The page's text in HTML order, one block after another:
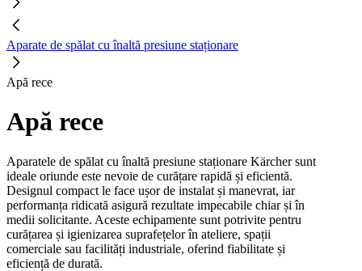
Aparate de spălat cu înaltă presiune staționare
Apă rece
Apă rece
Aparatele de spălat cu înaltă presiune staționare Kärcher sunt
ideale oriunde este nevoie de curățare rapidă și eficientă.
Designul compact le face ușor de instalat și manevrat, iar
performanța ridicată asigură rezultate impecabile chiar și în
medii solicitante. Aceste echipamente sunt potrivite pentru
curățarea și igienizarea suprafețelor în ateliere, spații
comerciale sau facilități industriale, oferind fiabilitate și
eficiență de durată.